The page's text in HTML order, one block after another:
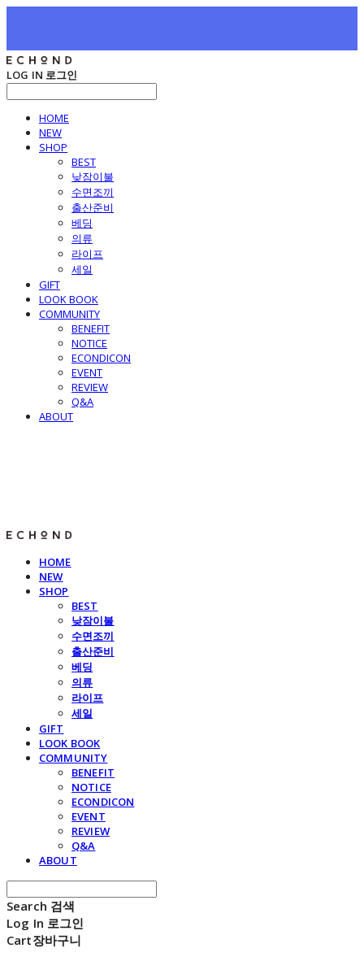
LOG IN 로그인
HOME
NEW
SHOP
BEST
낮잠이불
수면조끼
출산준비
베딩
의류
라이프
세일
GIFT
LOOK BOOK
COMMUNITY
BENEFIT
NOTICE
ECONDICON
EVENT
REVIEW
Q&A
ABOUT
HOME
NEW
SHOP
BEST
낮잠이불
수면조끼
출산준비
베딩
의류
라이프
세일
GIFT
LOOK BOOK
COMMUNITY
BENEFIT
NOTICE
ECONDICON
EVENT
REVIEW
Q&A
ABOUT
Search 검색
Log In 로그인
Cart장바구니